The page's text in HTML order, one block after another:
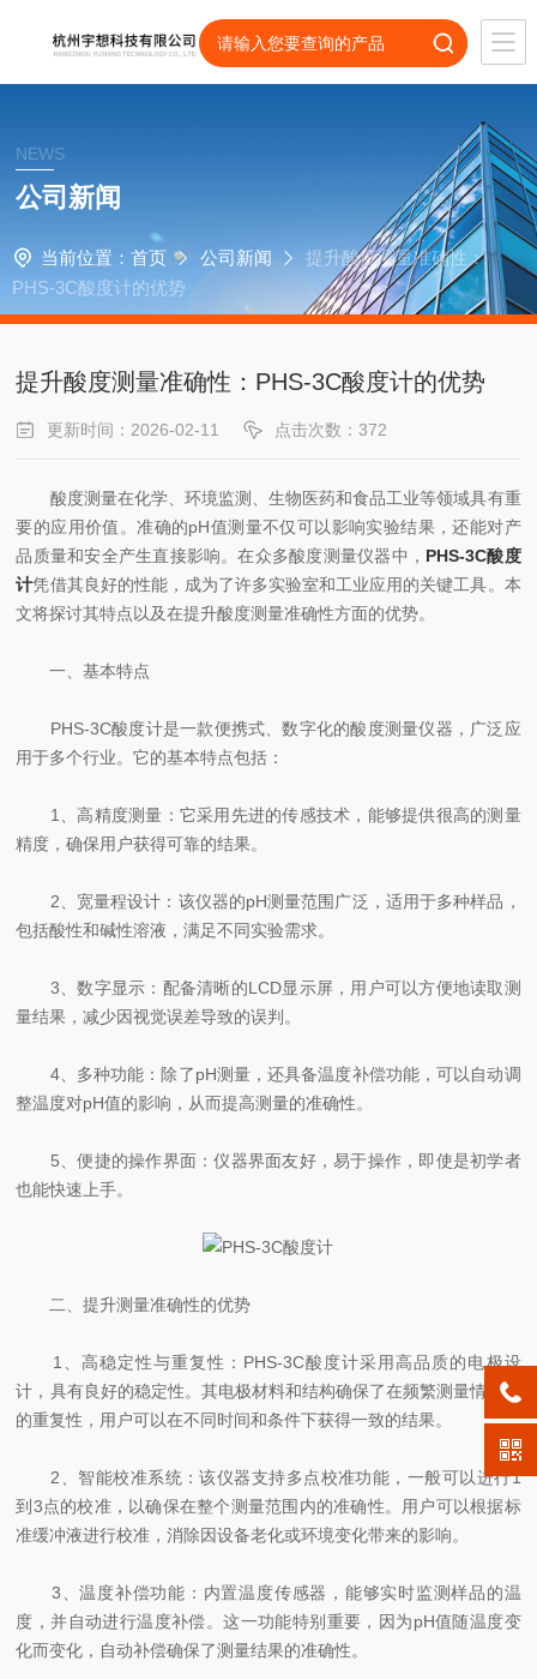
NEWS
公司新闻
当前位置： 首页 公司新闻
提升酸度测量准确性：
PHS-3C酸度计的优势
提升酸度测量准确性：PHS-3C酸度计的优势
更新时间：2026-02-11 点击次数：372
酸度测量在化学、环境监测、生物医药和食品工业等领域具有重
要的应用价值。准确的pH值测量不仅可以影响实验结果，还能对产
品质量和安全产生直接影响。在众多酸度测量仪器中， PHS-3C酸度
计凭借其良好的性能，成为了许多实验室和工业应用的关键工具。本
文将探讨其特点以及在提升酸度测量准确性方面的优势。
一、基本特点
PHS-3C酸度计是一款便携式、数字化的酸度测量仪器，广泛应
用于多个行业。它的基本特点包括：
1、高精度测量：它采用先进的传感技术，能够提供很高的测量
精度，确保用户获得可靠的结果。
2、宽量程设计：该仪器的pH测量范围广泛，适用于多种样品，
包括酸性和碱性溶液，满足不同实验需求。
3、数字显示：配备清晰的LCD显示屏，用户可以方便地读取测
量结果，减少因视觉误差导致的误判。
4、多种功能：除了pH测量，还具备温度补偿功能，可以自动调
整温度对pH值的影响，从而提高测量的准确性。
5、便捷的操作界面：仪器界面友好，易于操作，即使是初学者
也能快速上手。
二、提升测量准确性的优势
1、高稳定性与重复性：PHS-3C酸度计采用高品质的电极设
计，具有良好的稳定性。其电极材料和结构确保了在频繁测量情况下
的重复性，用户可以在不同时间和条件下获得一致的结果。
2、智能校准系统：该仪器支持多点校准功能，一般可以进行1
到3点的校准，以确保在整个测量范围内的准确性。用户可以根据标
准缓冲液进行校准，消除因设备老化或环境变化带来的影响。
3、温度补偿功能：内置温度传感器，能够实时监测样品的温
度，并自动进行温度补偿。这一功能特别重要，因为pH值随温度变
化而变化，自动补偿确保了测量结果的准确性。